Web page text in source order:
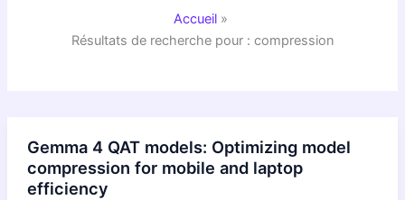
Accueil
Résultats de recherche pour : compression
Gemma 4 QAT models: Optimizing model
compression for mobile and laptop
efficiency